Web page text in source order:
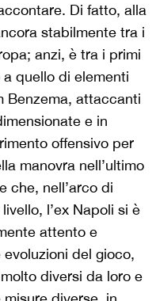
Di fatto, alla
stabilmente tra i
anzi, è tra i primi
quello di elementi
Benzema, attaccanti
e in
offensivo per
manovra nell’ultimo
che, nell’arco di
l’ex Napoli si è
attento e
del gioco,
diversi da loro e